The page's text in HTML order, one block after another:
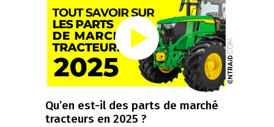
Qu’en est-il des parts de marché
tracteurs en 2025 ?